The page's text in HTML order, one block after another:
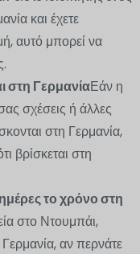
και έχετε
αυτό μπορεί να
στη ΓερμανίαΕάν η
σχέσεις ή άλλες
στη Γερμανία,
βρίσκεται στη
το χρόνο στη
στο Ντουμπάι,
αν περνάτε